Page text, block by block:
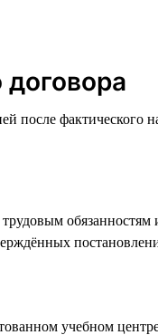
после фактического
учебном